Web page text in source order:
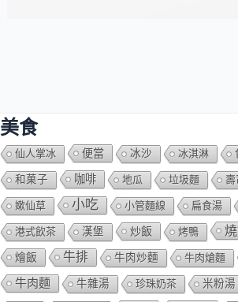
美食
仙人掌冰 便當 冰沙 冰淇淋
和菓子 咖啡 地瓜 垃圾麵 壽
嫰仙草 小吃 小管麵線 扁食湯
港式飲茶 漢堡 炒飯 烤鴨
燴飯 牛排 牛肉炒麵 牛肉熗麵
牛肉麵 牛雜湯 珍珠奶茶 米粉湯